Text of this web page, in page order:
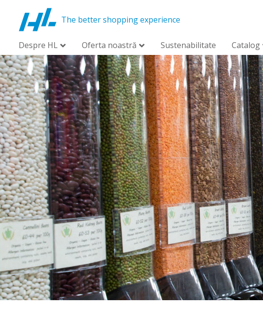
The better shopping experience
Despre HL Oferta noastră Sustenabilitate Catalog